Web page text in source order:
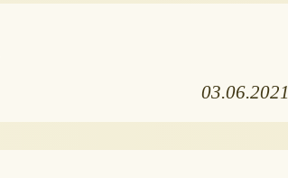
03.06.2021